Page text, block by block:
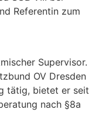
Referentin zum
Supervisor.
OV Dresden
tätig, bietet er seit
nach §8a